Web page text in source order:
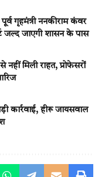
गृहमंत्री ननकीराम कंवर
जल्द जाएगी शासन के पास
मिली राहत, प्रोफेसरों
कार्रवाई, हीरू जायसवाल